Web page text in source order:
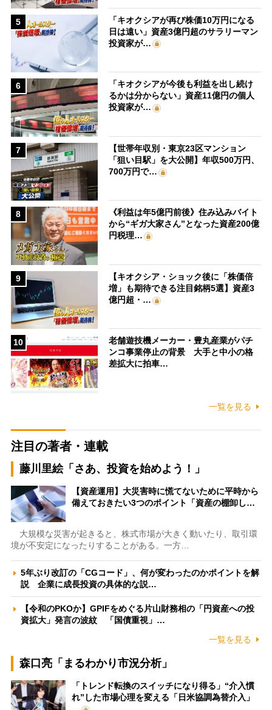
5
「キオクシアが再び株価10万円になる
日は遠い」資産3億円超のサラリーマン
投資家が…
6
「キオクシアが今後も利益を出し続け
るかは分からない」資産11億円の個人
投資家が…
7
【世帯年収別・東京23区マンション
「狙い目駅」を大公開】年収500万円、
700万円で…
8
《利益は年5億円前後》住み込みバイト
から“ギガ大家さん”となった資産200億
円税理…
9
【キオクシア・ショック後に「株価倍
増」も期待できる注目銘柄5選】資産3
億円超・…
10
老舗遊技機メーカー・豊丸産業がパチ
ンコ事業停止の背景 大手と中小の格
差拡大に拍車…
一覧を見る
注目の著者・連載
藤川里絵「さあ、投資を始めよう！」
【資産運用】大災害時に慌てないために平時から
備えておきたい3つのポイント「資産の棚卸し…
大規模な災害が起きると、株式市場が大きく動いたり、取引環
境が不安定になったりすることがある。一方…
5年ぶり改訂の「CGコード」、何が変わったのかポイントを解
説 企業に成長投資の具体的な説…
【令和のPKOか】GPIFをめぐる片山財務相の「円資産への投
資拡大」発言の波紋 「国債重視」…
一覧を見る
森口亮「まるわかり市況分析」
「トレンド転換のスイッチになり得る」“介入慣
れ”した市場心理を変える「日米協調為替介入」